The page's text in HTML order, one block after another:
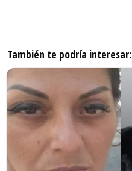
También te podría interesar: